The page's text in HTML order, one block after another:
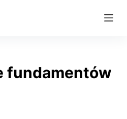
fundamentów